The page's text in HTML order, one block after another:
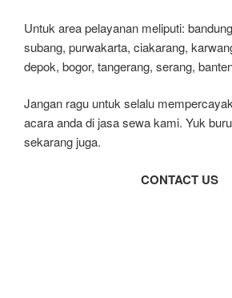
Untuk area pelayanan meliputi:
subang, purwakarta, ciakarang,
depok, bogor, tangerang, serang,
Jangan ragu untuk selalu
acara anda di jasa sewa kami. Yuk
sekarang juga.
CONTACT US